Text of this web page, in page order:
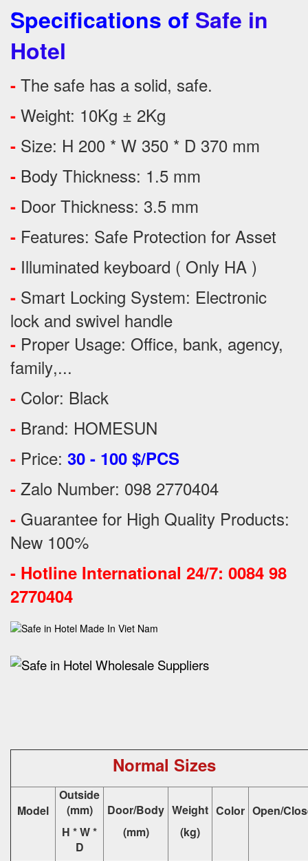
Specifications of Safe in
Hotel
- The safe has a solid, safe.
- Weight: 10Kg ± 2Kg
- Size: H 200 * W 350 * D 370 mm
- Body Thickness: 1.5 mm
- Door Thickness: 3.5 mm
- Features: Safe Protection for Asset
- Illuminated keyboard ( Only HA )
- Smart Locking System: Electronic
lock and swivel handle
- Proper Usage: Office, bank, agency,
family,...
- Color: Black
- Brand: HOMESUN
- Price: 30 - 100 $/PCS
- Zalo Number: 098 2770404
- Guarantee for High Quality Products:
New 100%
- Hotline International 24/7: 0084 98
2770404
Normal Sizes
Model
Outside
(mm)
H * W *
D
Door/Body
(mm)
Weight
(kg)
Color Open/